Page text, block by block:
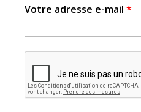
Votre adresse e-mail *